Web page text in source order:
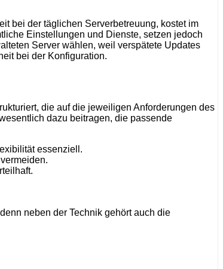
bei der täglichen Serverbetreuung, kostet im
Einstellungen und Dienste, setzen jedoch
Server wählen, weil verspätete Updates
bei der Konfiguration.
die auf die jeweiligen Anforderungen des
dazu beitragen, die passende
essenziell.
neben der Technik gehört auch die